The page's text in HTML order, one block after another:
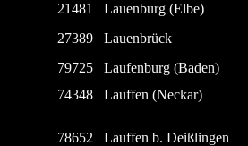
21481
Lauenburg (Elbe)
27389
Lauenbrück
79725
Laufenburg (Baden)
74348
Lauffen (Neckar)
78652 Lauffen b. Deißlingen